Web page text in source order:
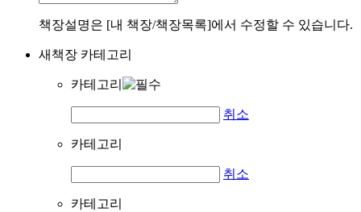
책장설명은 [내 책장/책장목록]에서 수정할 수 있습니다.
새책장 카테고리
카테고리
취소
카테고리
취소
카테고리